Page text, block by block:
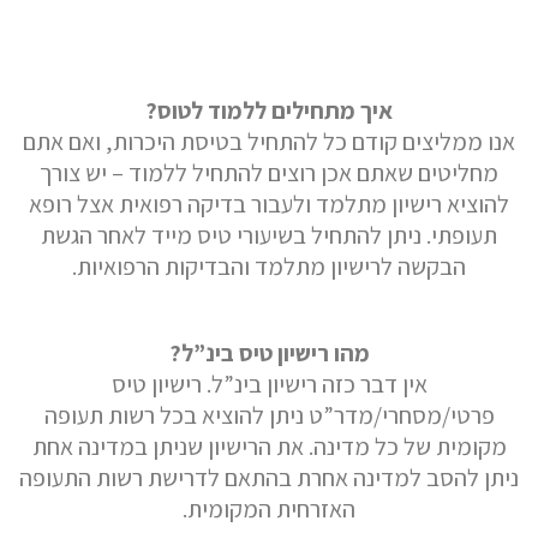
איך מתחילים ללמוד לטוס?
אנו ממליצים קודם כל להתחיל בטיסת היכרות, ואם אתם
מחליטים שאתם אכן רוצים להתחיל ללמוד – יש צורך
להוציא רישיון מתלמד ולעבור בדיקה רפואית אצל רופא
תעופתי. ניתן להתחיל בשיעורי טיס מייד לאחר הגשת
הבקשה לרישיון מתלמד והבדיקות הרפואיות.
מהו רישיון טיס בינ”ל?
אין דבר כזה רישיון בינ”ל. רישיון טיס
פרטי/מסחרי/מדר”ט ניתן להוציא בכל רשות תעופה
מקומית של כל מדינה. את הרישיון שניתן במדינה אחת
ניתן להסב למדינה אחרת בהתאם לדרישת רשות התעופה
האזרחית המקומית.